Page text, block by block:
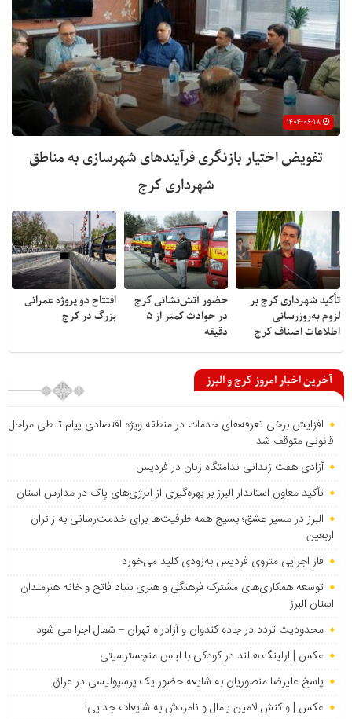
تفویض اختیار بازنگری فرآیندهای شهرسازی به مناطق
شهرداری کرج
تأکید شهرداری کرج بر
لزوم به‌روزرسانی
اطلاعات اصناف کرج
حضور آتش‌نشانی کرج
در حوادث کمتر از ۵
دقیقه
افتتاح دو پروژه عمرانی
بزرگ در کرج
آخرین اخبار امروز کرج و البرز
افزایش برخی تعرفه‌های خدمات در منطقه ویژه اقتصادی پیام تا طی مراحل
قانونی متوقف شد
آزادی هفت زندانی ندامتگاه زنان در فردیس
تأکید معاون استاندار البرز بر بهره‌گیری از انرژی‌های پاک در مدارس استان
البرز در مسیر عشق؛ بسیج همه ظرفیت‌ها برای خدمت‌رسانی به زائران
اربعین
فاز اجرایی متروی فردیس به‌زودی کلید می‌خورد
توسعه همکاری‌های مشترک فرهنگی و هنری بنیاد فاتح و خانه هنرمندان
استان البرز
محدودیت تردد در جاده کندوان و آزادراه تهران – شمال اجرا می شود
عکس | ارلینگ هالند در کودکی با لباس منچسترسیتی
پاسخ علیرضا منصوریان به شایعه حضور یک پرسپولیسی در عراق
عکس | واکنش لامین یامال و نامزدش به شایعات جدایی!